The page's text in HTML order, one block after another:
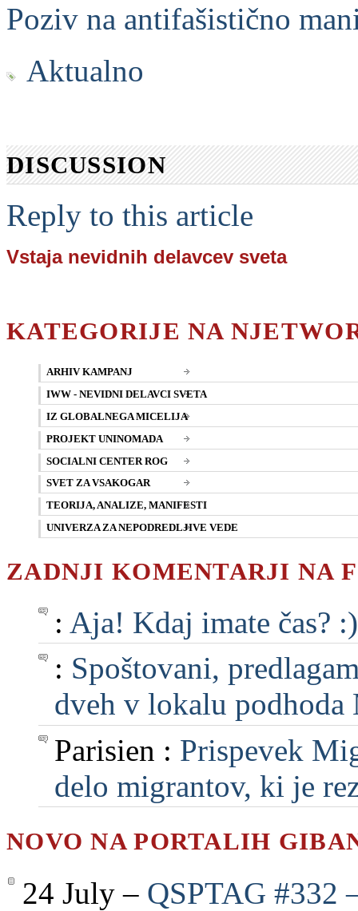
Poziv na antifašistično
Aktualno
DISCUSSION
Reply to this article
Vstaja nevidnih delavcev sveta
KATEGORIJE NA
ARHIV KAMPANJ
IWW - NEVIDNI DELAVCI SVETA
IZ GLOBALNEGA MICELIJA
PROJEKT UNINOMADA
SOCIALNI CENTER ROG
SVET ZA VSAKOGAR
TEORIJA, ANALIZE, MANIFESTI
UNIVERZA ZA NEPODREDLJIVE VEDE
ZADNJI KOMENTARJI NA
: Aja! Kdaj imate čas?
: Spoštovani,
dveh v lokalu
Parisien : Prispevek
delo migrantov, ki je
NOVO NA PORTALIH
24 July – QSPTAG